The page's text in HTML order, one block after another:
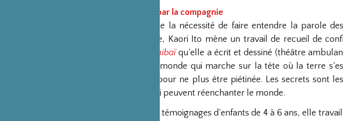
Présentation par la compagnie
"Convaincue de la nécessité de faire entendre la parole
créativité innée, Kaori Ito mène un travail de recueil de
kamishibaïqu’elle a écrit et dessiné (théâtre
l’histoire d’un monde qui marche sur la tête où la terre
place du ciel pour ne plus être piétinée. Les secrets sont
des enfants qui peuvent réenchanter le monde.
A partir de ses témoignages d’enfants de 4 à 6 ans, elle